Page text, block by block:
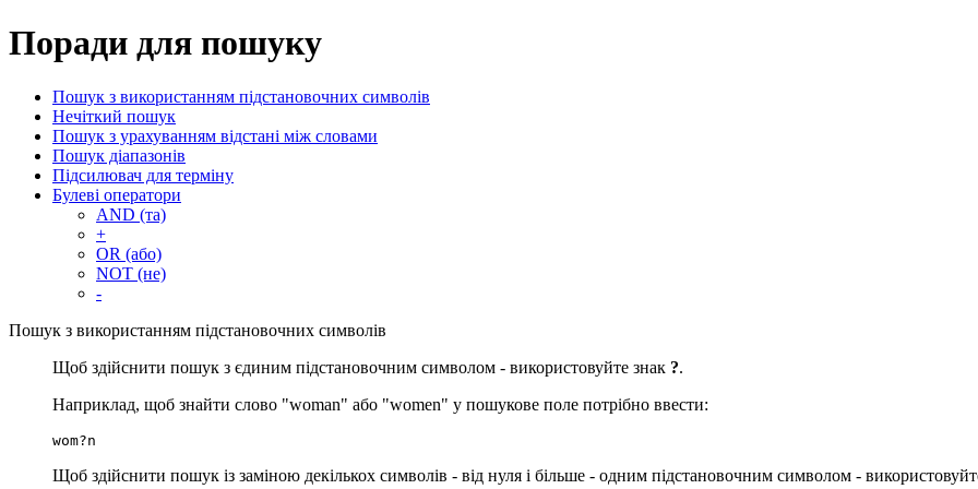
Поради для пошуку
Пошук з використанням підстановочних символів
Нечіткий пошук
Пошук з урахуванням відстані між словами
Пошук діапазонів
Підсилювач для терміну
Булеві оператори
AND (та)
+
OR (або)
NOT (не)
-
Пошук з використанням підстановочних символів
Щоб здійснити пошук з єдиним підстановочним символом - використовуйте знак ?.
Наприклад, щоб знайти слово "woman" або "women" у пошукове поле потрібно ввести:
wom?n
Щоб здійснити пошук із заміною декількох символів - від нуля і більше - одним підстановочним символом -